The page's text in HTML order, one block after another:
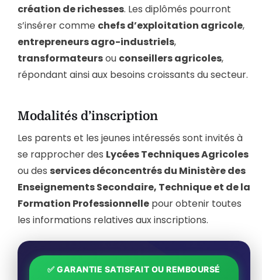
création de richesses. Les diplômés pourront
s’insérer comme chefs d’exploitation agricole,
entrepreneurs agro-industriels,
transformateursou conseillers agricoles,
répondant ainsi aux besoins croissants du secteur.
Modalités d’inscription
Les parents et les jeunes intéressés sont invités à
se rapprocher des Lycées Techniques Agricoles
ou des services déconcentrés du Ministère des
Enseignements Secondaire, Technique et de la
Formation Professionnelle pour obtenir toutes
les informations relatives aux inscriptions.
✅ GARANTIE SATISFAIT OU REMBOURSÉ